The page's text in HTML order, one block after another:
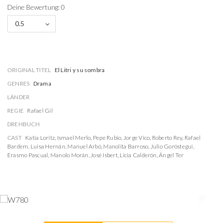
Deine Bewertung: 0
0.5
ORIGINAL TITEL El Litri y su sombra
GENRES Drama
LÄNDER
REGIE Rafael Gil
DREHBUCH
CAST Katia Loritz, Ismael Merlo, Pepe Rubio, Jorge Vico, Roberto Rey, Rafael
Bardem, Luisa Hernán, Manuel Arbó, Manolita Barroso, Julio Goróstegui,
Erasmo Pascual, Manolo Morán,José Isbert, Licia Calderón,Ángel Ter